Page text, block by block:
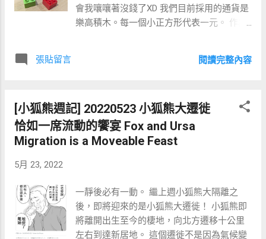
會我嚷嚷著沒錢了XD 我們目前採用的通貨是
樂高積木。每一個小正方形代表一元。 作為
時，開價非常優惠，價格都是個位數，還會
只能兩手一攤說只好等我存夠了錢再來買。
但是小狐老闆不許我這麼做，非常強硬地要
求當天一定要消費才行！ 不能不消費！ 漫天
價格上拉扯，轉而進行非線性談判。 非線性
談判，意即我們不再在直接支付的金額上糾
結， 而是試著找出一些其它的互惠機會。 例
如我提議是不是可以用特殊造型的積木來抵
張貼留言 閱讀完整內容
[小狐熊週記] 20220523 小狐熊大遷徙
恰如一席流動的饗宴 Fox and Ursa
Migration is a Moveable Feast
5月 23, 2022
一靜後必有一動。 繼上週小狐熊大隔離之
後，即將迎來的是小狐熊大遷徙！ 小狐熊即
將離開出生至今的棲地，向北方遷移十公里
左右到達新居地。 這個遷徙不是因為氣候變